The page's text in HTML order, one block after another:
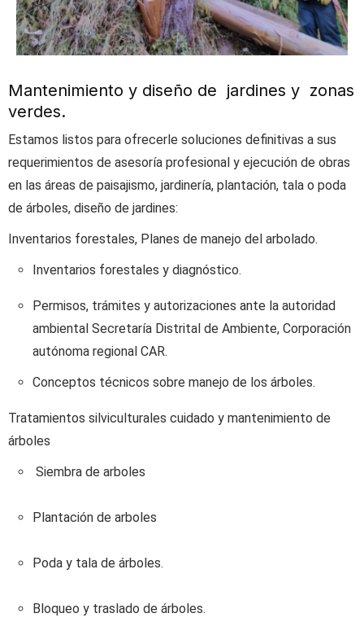
Mantenimiento y diseño de jardines y zonas
verdes.
Estamos listos para ofrecerle soluciones definitivas a sus
requerimientos de asesoría profesional y ejecución de obras
en las áreas de paisajismo, jardinería, plantación, tala o poda
de árboles, diseño de jardines:
Inventarios forestales, Planes de manejo del arbolado.
Inventarios forestales y diagnóstico.
Permisos, trámites y autorizaciones ante la autoridad
ambiental Secretaría Distrital de Ambiente, Corporación
autónoma regional CAR.
Conceptos técnicos sobre manejo de los árboles.
Tratamientos silviculturales cuidado y mantenimiento de
árboles
Siembra de arboles
Plantación de arboles
Poda y tala de árboles.
Bloqueo y traslado de árboles.